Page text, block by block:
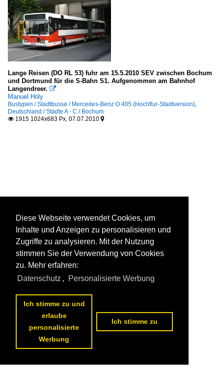
Lange Reisen (DO RL 53) fuhr am 15.5.2010 SEV zwischen Bochum
und Dortmund für die S-Bahn S1. Aufgenommen am Bahnhof
Langendreer. 
Manuel Höly
Bustypen / Stadtbusse / Mercedes-Benz O 405 (Hochflur-Stadtversion),
Deutschland / Städte A - C / Bochum
 1915 1024x683 Px, 07.07.2010 
Diese Webseite verwendet Cookies, um
Inhalte und Anzeigen zu personalisieren und
Zugriffe zu analysieren. Mit der Nutzung
stimmen Sie der Verwendung von Cookies
zu. Mehr erfahren:
Datenschutz , Personalisierte Werbung
Ich stimme zu und
erlaube
personalisierte
Werbung
Ich stimme zu